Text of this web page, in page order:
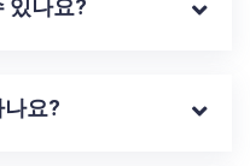
있나요?
요?